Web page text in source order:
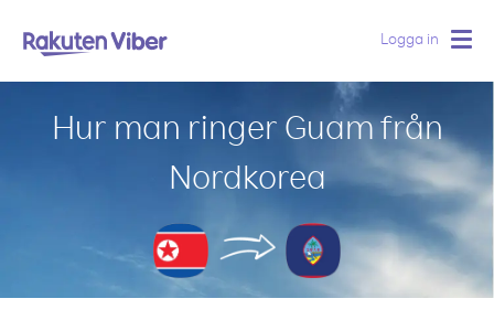
Logga in
Hur man ringer Guam från
Nordkorea